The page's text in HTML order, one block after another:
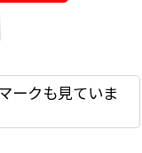
ークも見ていま